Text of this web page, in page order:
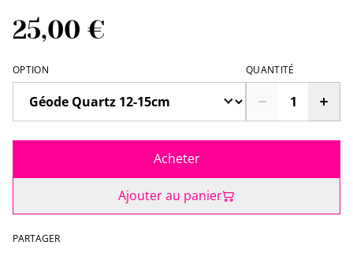
25,00 €
OPTION QUANTITÉ
Acheter
Ajouter au panier
PARTAGER